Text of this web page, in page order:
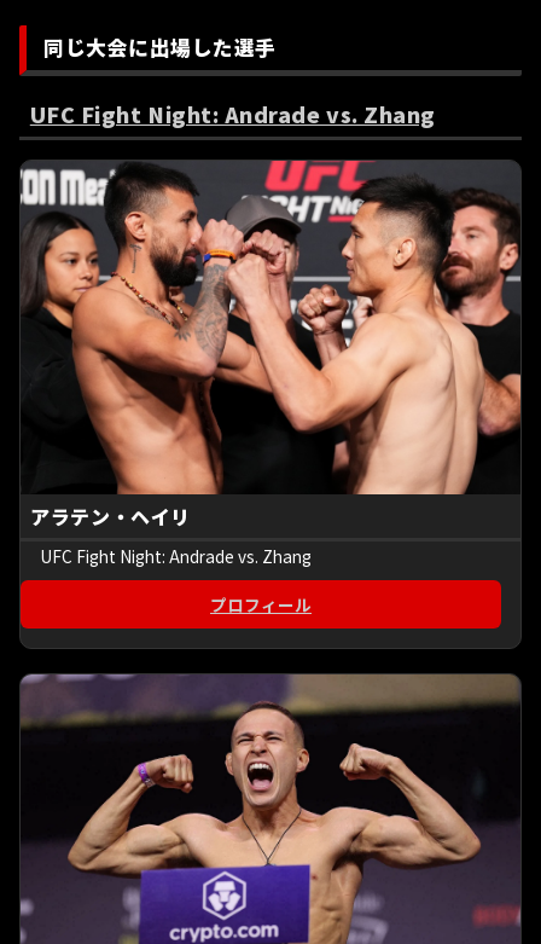
同じ大会に出場した選手
UFC Fight Night: Andrade vs. Zhang
アラテン・ヘイリ
UFC Fight Night: Andrade vs. Zhang
プロフィール